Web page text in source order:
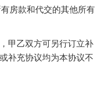
房款和代交的其他所有
乙双方可另行订立补
补充协议均为本协议不